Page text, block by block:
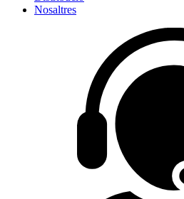
Nosaltres